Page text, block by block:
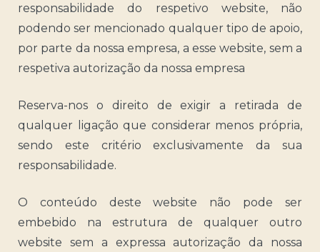
responsabilidade do respetivo website, não
podendo ser mencionado qualquer tipo de apoio,
por parte da nossa empresa, a esse website, sem a
respetiva autorização da nossa empresa
Reserva-nos o direito de exigir a retirada de
qualquer ligação que considerar menos própria,
sendo este critério exclusivamente da sua
responsabilidade.
O conteúdo deste website não pode ser
embebido na estrutura de qualquer outro
website sem a expressa autorização da nossa